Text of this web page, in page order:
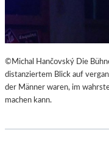
©Michal Hančovský Die
distanziertem Blick auf
der Männer waren, im
machen kann.